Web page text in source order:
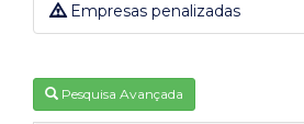
Empresas penalizadas
Pesquisa Avançada